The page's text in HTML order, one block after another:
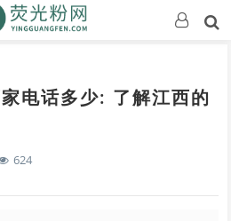
电话多少: 了解江西的
624